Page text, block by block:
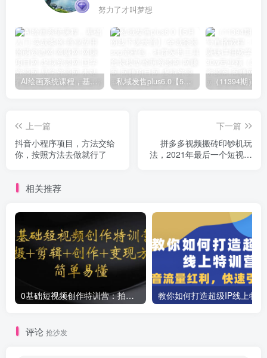
努力了才叫梦想
私域发售plus6.0【5月份线下课录音】/全域套装sop流程包，社群发售工具套装模型
上一篇
抖音小程序项目，方法交给
你，按照方法去做就行了
下一篇
拼多多视频搬砖印钞机玩
法，2021年最后一个短视频
相关推荐
0基础短视频创作特训营：拍摄+剪辑+创作+变现方法
评论 抢沙发